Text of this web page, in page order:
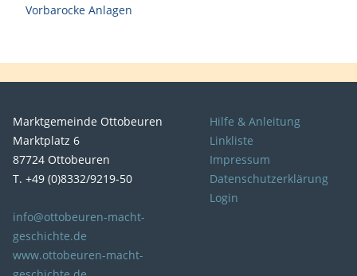
Vorbarocke Anlagen
Marktgemeinde Ottobeuren
Marktplatz 6
87724 Ottobeuren
T. +49 (0)8332/9219-50
info@ottobeuren-macht-
geschichte.de
www.ottobeuren-macht-
Hilfe & Anleitung
Linkliste
Impressum
Datenschutzerklärung
Login